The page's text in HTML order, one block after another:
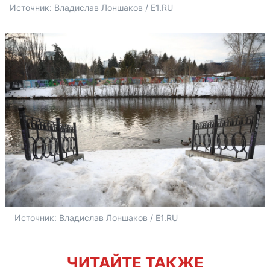
Источник: Владислав Лоншаков / E1.RU
Источник: Владислав Лоншаков / E1.RU
ЧИТАЙТЕ ТАКЖЕ